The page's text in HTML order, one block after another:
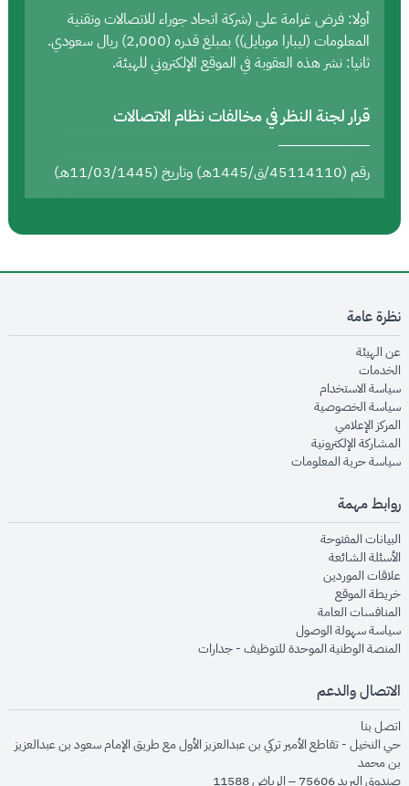
أولا: فرض غرامة على (شركة اتحاد جوراء للاتصالات وتقنية
المعلومات (ليبارا موبايل)) بمبلغ قدره (2,000) ريال سعودي.
ثانيا: نشر هذه العقوبة في الموقع الإلكتروني للهيئة.
قرار لجنة النظر في مخالفات نظام الاتصالات
رقم (45114110/ق/1445هـ) وتاريخ (11/03/1445هـ)
نظرة عامة
عن الهيئةopens in new window
الخدماتopens in new window
سياسة الاستخدام
سياسة الخصوصيةopens in new window
المركز الإعلاميopens in new window
المشاركة الإلكترونيةopens in new window
سياسة حرية المعلوماتopens in new window
روابط مهمة
البيانات المفتوحةopens in new window
الأسئلة الشائعةopens in new window
علاقات الموردينopens in new window
خريطة الموقعopens in new window
المنافسات العامةopens in new window
سياسة سهولة الوصولopens in new window
المنصة الوطنية الموحدة للتوظيف - جداراتopens in new window
الاتصال والدعم
اتصل بنا
حي النخيل - تقاطع الأمير تركي بن عبدالعزيز الأول مع طريق الإمام سعود بن عبدالعزيز
بن محمد
صندوق البريد 75606 – الرياض 11588